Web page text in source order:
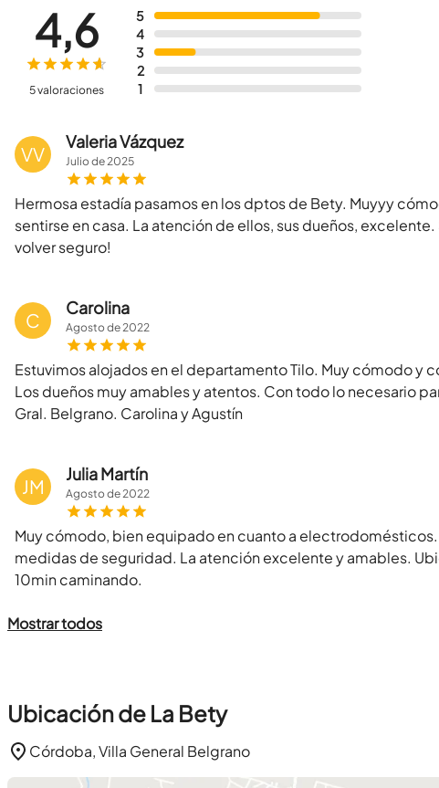
5
4
3
2
1
4,6
5 valoraciones
VV
Valeria Vázquez
Juliode2025
Hermosa estadía pasamos en los dptos de Bety. Muyyy
sentirse en casa. La atención de ellos, sus dueños,
volver seguro!
C
Carolina
Agostode2022
Estuvimos alojados en el departamento Tilo. Muy cómodo y
Los dueños muy amables y atentos. Con todo lo necesario
Gral. Belgrano. Carolina y Agustín
JM
Julia Martín
Agostode2022
Muy cómodo, bien equipado en cuanto a
medidas de seguridad. La atención excelente y amables.
10min caminando.
Mostrar todos
Ubicación de La Bety
Córdoba, Villa General Belgrano